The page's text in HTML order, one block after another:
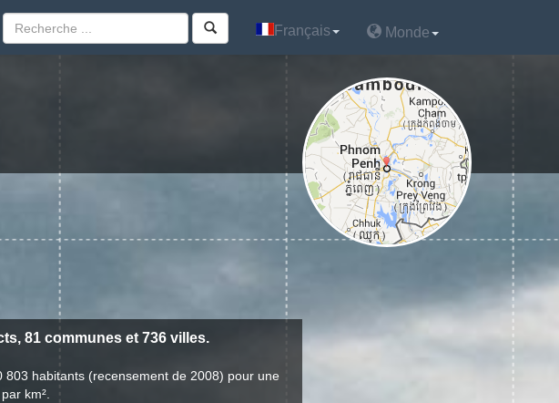
Français Monde
81 communes et 736 villes.
habitants (recensement de 2008) pour une
km².
Français Monde